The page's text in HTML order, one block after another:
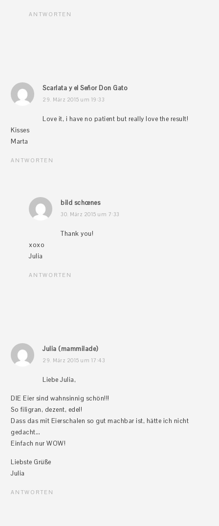
ANTWORTEN
Scarlata y el Señor Don Gato
29. März 2015 um 19:33
Love it, i have no patient but really love the result!
Kisses
Marta
ANTWORTEN
bild schœnes
30. März 2015 um 7:33
Thank you!
xoxo
Julia
ANTWORTEN
Julia (mammilade)
29. März 2015 um 17:43
Liebe Julia,
DIE Eier sind wahnsinnig schön!!!
So filigran, dezent, edel!
Dass das mit Eierschalen so gut machbar ist, hätte ich nicht
gedacht…
Einfach nur WOW!
Liebste Grüße
Julia
ANTWORTEN